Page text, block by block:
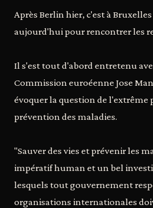
Après Berlin hier, c'est à
aujourd'hui pour rencontrer les
Il s'est tout d'abord entretenu
Commission euroéenne Jose
évoquer la question de l'extrême
prévention des maladies.
"Sauver des vies et prévenir les
impératif human et un bel
lesquels tout gouvernement
organisations internationales